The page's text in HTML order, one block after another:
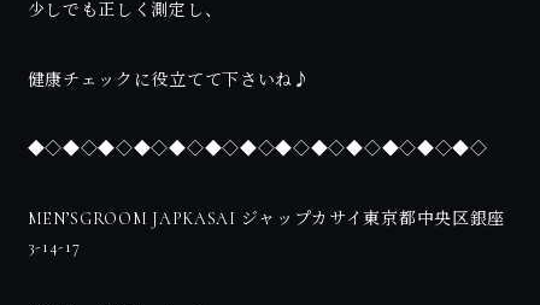
少しでも正しく測定し、
健康チェックに役立てて下さいね♪
◆◇◆◇◆◇◆◇◆◇◆◇◆◇◆◇◆◇◆◇◆◇◆◇◆◇
MEN’SGROOM JAPKASAI ジャップカサイ東京都中央区銀座
3-14-17